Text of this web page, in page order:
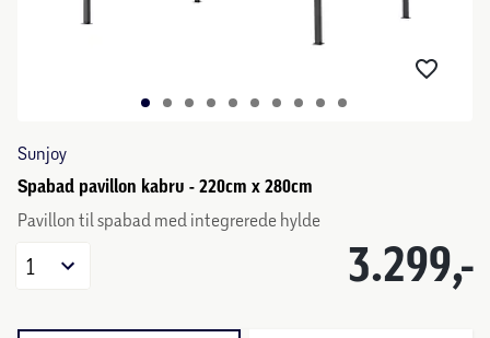
Sunjoy
Spabad pavillon kabru - 220cm x 280cm
Pavillon til spabad med integrerede hylde
3.299,-
1